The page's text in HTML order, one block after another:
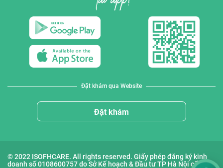
Đặt khám qua Website
Đặt khám
© 2022 ISOFHCARE. All rights reserved. Giấy phép đăng ký kinh
doanh số 0108600757 do Sở Kế hoạch & Đầu tư TP Hà Nội cấp lần